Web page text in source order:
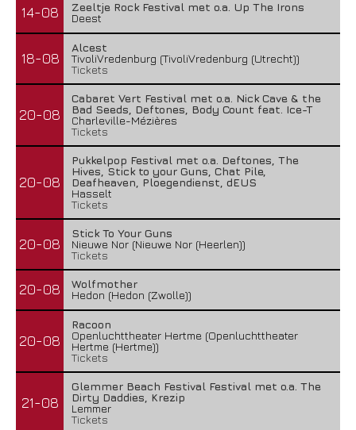
14-08
Zeeltje Rock Festival met o.a. Up The Irons
Deest
18-08
Alcest
TivoliVredenburg (TivoliVredenburg (Utrecht))
Tickets
20-08
Cabaret Vert Festival met o.a. Nick Cave & the
Bad Seeds, Deftones, Body Count feat. Ice-T
Charleville-Mézières
Tickets
20-08
Pukkelpop Festival met o.a. Deftones, The
Hives, Stick to your Guns, Chat Pile,
Deafheaven, Ploegendienst, dEUS
Hasselt
Tickets
20-08
Stick To Your Guns
Nieuwe Nor (Nieuwe Nor (Heerlen))
Tickets
20-08
Wolfmother
Hedon (Hedon (Zwolle))
20-08
Racoon
Openluchttheater Hertme (Openluchttheater
Hertme (Hertme))
Tickets
21-08
Glemmer Beach Festival Festival met o.a. The
Dirty Daddies, Krezip
Lemmer
Tickets